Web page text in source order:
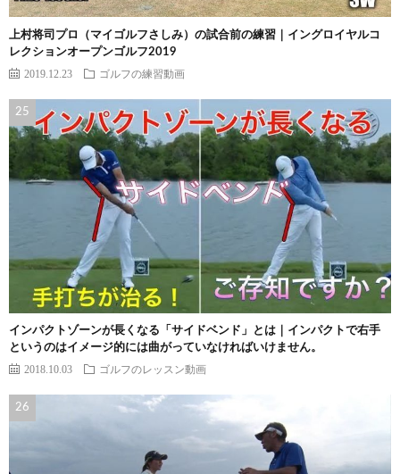
上村将司プロ（マイゴルフさしみ）の試合前の練習｜イングロイヤルコ
レクションオープンゴルフ2019
2019.12.23 ゴルフの練習動画
インパクトゾーンが長くなる「サイドベンド」とは｜インパクトで右手
というのはイメージ的には曲がっていなければいけません。
2018.10.03 ゴルフのレッスン動画